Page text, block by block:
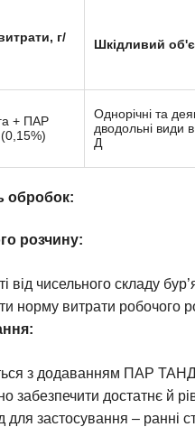
г/
Шкідливий
+ ПАР
Однорічні та
дводольні види в
Д
обробок:
розчину:
від чисельного складу
норму витрати робочого
з додаванням ПАР
забезпечити достатнє й
застосування – ранні